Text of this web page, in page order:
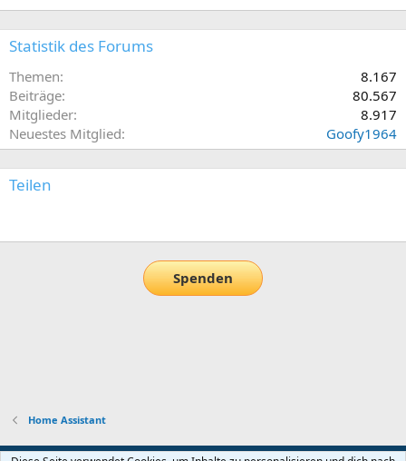
Statistik des Forums
Themen
8.167
Beiträge
80.567
Mitglieder
8.917
Neuestes Mitglied
Goofy1964
Teilen
Spenden
Home Assistant